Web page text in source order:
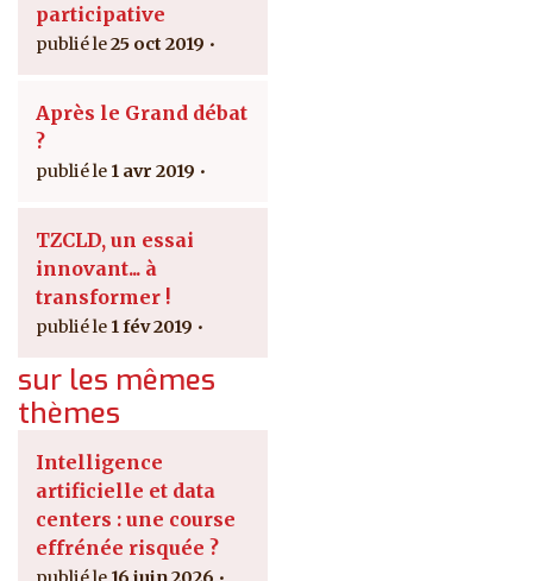
participative
25 oct 2019
Après le Grand débat
?
1 avr 2019
TZCLD, un essai
innovant... à
transformer !
1 fév 2019
sur les mêmes
thèmes
Intelligence
artificielle et data
centers : une course
effrénée risquée ?